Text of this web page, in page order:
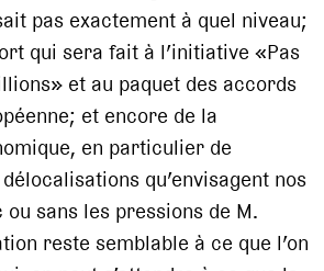
pas exactement à quel niveau;
qui sera fait à l’initiative «Pas
et au paquet des accords
et encore de la
en particulier de
qu’envisagent nos
sans les pressions de M.
reste semblable à ce que l’on